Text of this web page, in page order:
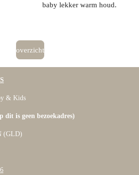
baby lekker warm houd.
overzicht
& Kids
dit is geen bezoekadres)
(GLD)